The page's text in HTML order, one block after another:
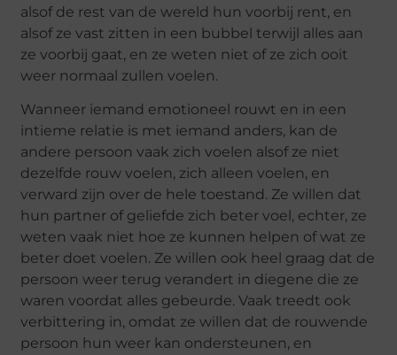
alsof de rest van de wereld hun voorbij rent, en
alsof ze vast zitten in een bubbel terwijl alles aan
ze voorbij gaat, en ze weten niet of ze zich ooit
weer normaal zullen voelen.
Wanneer iemand emotioneel rouwt en in een
intieme relatie is met iemand anders, kan de
andere persoon vaak zich voelen alsof ze niet
dezelfde rouw voelen, zich alleen voelen, en
verward zijn over de hele toestand. Ze willen dat
hun partner of geliefde zich beter voel, echter, ze
weten vaak niet hoe ze kunnen helpen of wat ze
beter doet voelen. Ze willen ook heel graag dat de
persoon weer terug verandert in diegene die ze
waren voordat alles gebeurde. Vaak treedt ook
verbittering in, omdat ze willen dat de rouwende
persoon hun weer kan ondersteunen, en